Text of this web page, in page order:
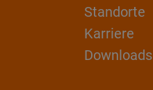
Standorte
Karriere
Downloads